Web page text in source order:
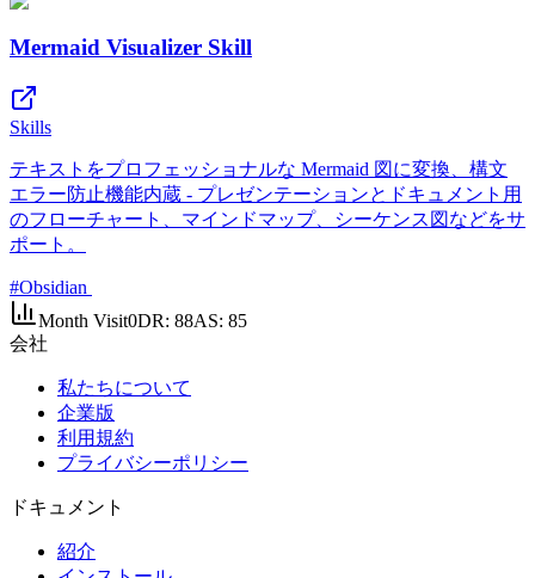
Mermaid Visualizer Skill
Skills
テキストをプロフェッショナルな Mermaid 図に変換、構文
エラー防止機能内蔵 - プレゼンテーションとドキュメント用
のフローチャート、マインドマップ、シーケンス図などをサ
ポート。
#Obsidian
Month Visit0DR: 88AS: 85
会社
私たちについて
企業版
利用規約
プライバシーポリシー
ドキュメント
紹介